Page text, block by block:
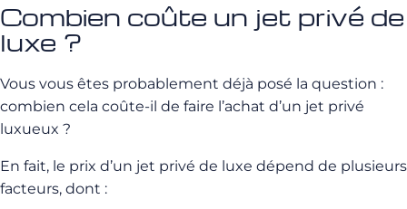
Combien coûte un jet privé de
luxe ?
Vous vous êtes probablement déjà posé la question :
combien cela coûte-il de faire l’achat d’un jet privé
luxueux ?
En fait, le prix d’un jet privé de luxe dépend de plusieurs
facteurs, dont :